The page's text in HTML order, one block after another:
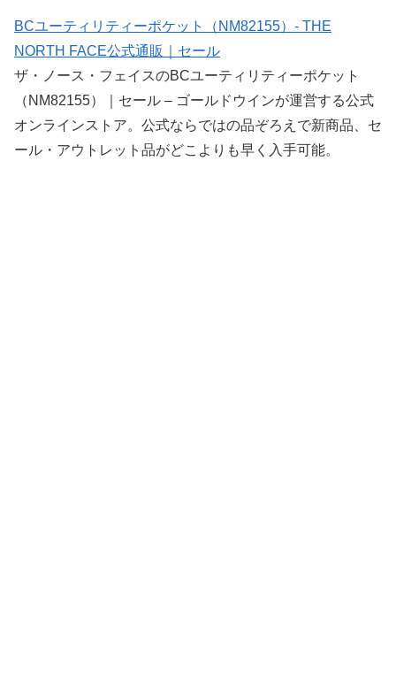
BCユーティリティーポケット（NM82155）- THE
NORTH FACE公式通販｜セール
ザ・ノース・フェイスのBCユーティリティーポケット
（NM82155）｜セール – ゴールドウインが運営する公式
オンラインストア。公式ならではの品ぞろえで新商品、セ
ール・アウトレット品がどこよりも早く入手可能。